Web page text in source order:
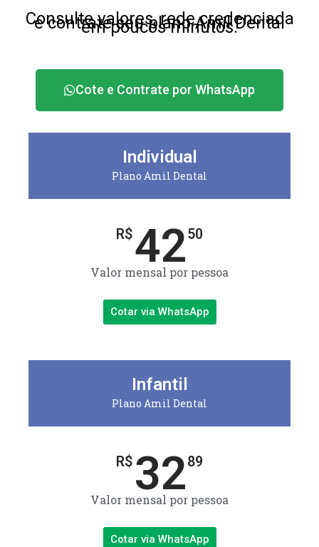
Consulte valores, rede credenciada
e contrate seu plano Amil Dental
em poucos minutos.
Cote e Contrate por WhatsApp
Individual
Plano Amil Dental
R$4250
Valor mensal por pessoa
Cotar via WhatsApp
Infantil
Plano Amil Dental
R$ 3289
Valor mensal por pessoa
Cotar via WhatsApp